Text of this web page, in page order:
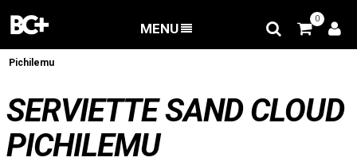
MENU
0
Pichilemu
SERVIETTE SAND CLOUD
PICHILEMU